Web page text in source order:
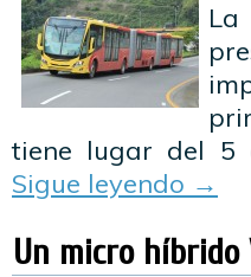
tiene lugar del 5
Sigue leyendo →
Un micro híbrido